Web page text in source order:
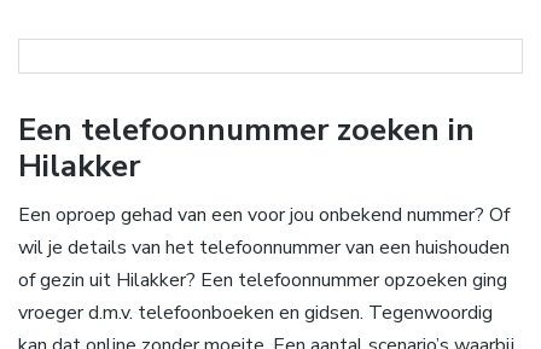
Een telefoonnummer zoeken in
Hilakker
Een oproep gehad van een voor jou onbekend nummer? Of
wil je details van het telefoonnummer van een huishouden
of gezin uit Hilakker? Een telefoonnummer opzoeken ging
vroeger d.m.v. telefoonboeken en gidsen. Tegenwoordig